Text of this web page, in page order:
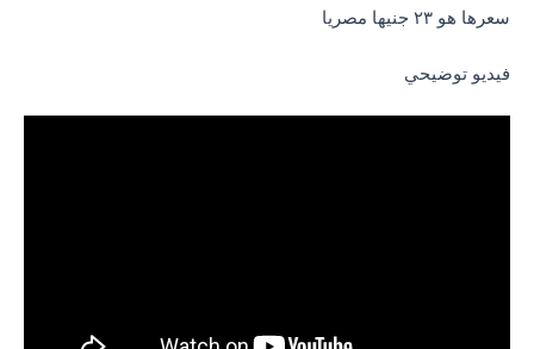
سعرها هو ٢٣ جنيها مصريا
فيديو توضيحي